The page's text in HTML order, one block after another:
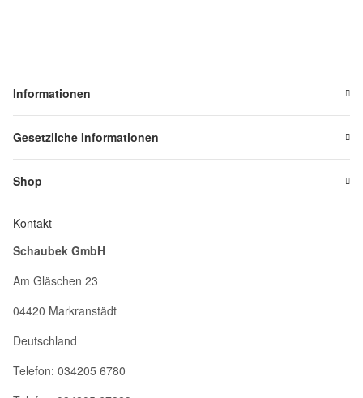
Informationen
Gesetzliche Informationen
Shop
Kontakt
Schaubek GmbH
Am Gläschen 23
04420 Markranstädt
Deutschland
Telefon: 034205 6780